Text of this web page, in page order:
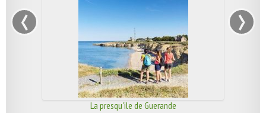
La presqu'ile de Guerande
‹ ›